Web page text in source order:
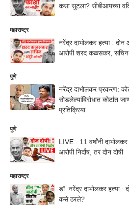
कसा सुटला? सीबीआयच्या
महाराष्ट्र
नरेंद्र दाभोलकर हत्या : दोन
आरोपी शरद कळसकर,
पुणे
नरेंद्र दाभोलकर प्रकरण:
सोडलेल्यांविरोधात कोर्टात
प्रतिक्रिया
पुणे
LIVE : 11 वर्षांनी
आरोपी निर्दोष, तर दोन दोषी
महाराष्ट्र
डॉ. नरेंद्र दाभोलकर हत्या :
कसे ठरले?